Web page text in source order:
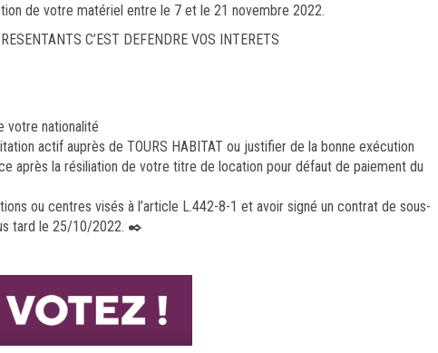
de votre matériel entre le 7 et le 21 novembre 2022.
C’EST DEFENDRE VOS INTERETS
votre nationalité
actif auprès de TOURS HABITAT ou justifier de la bonne exécution
après la résiliation de votre titre de location pour défaut de paiement du
ou centres visés à l’article L.442-8-1 et avoir signé un contrat de sous-
tard le 25/10/2022. ✒️